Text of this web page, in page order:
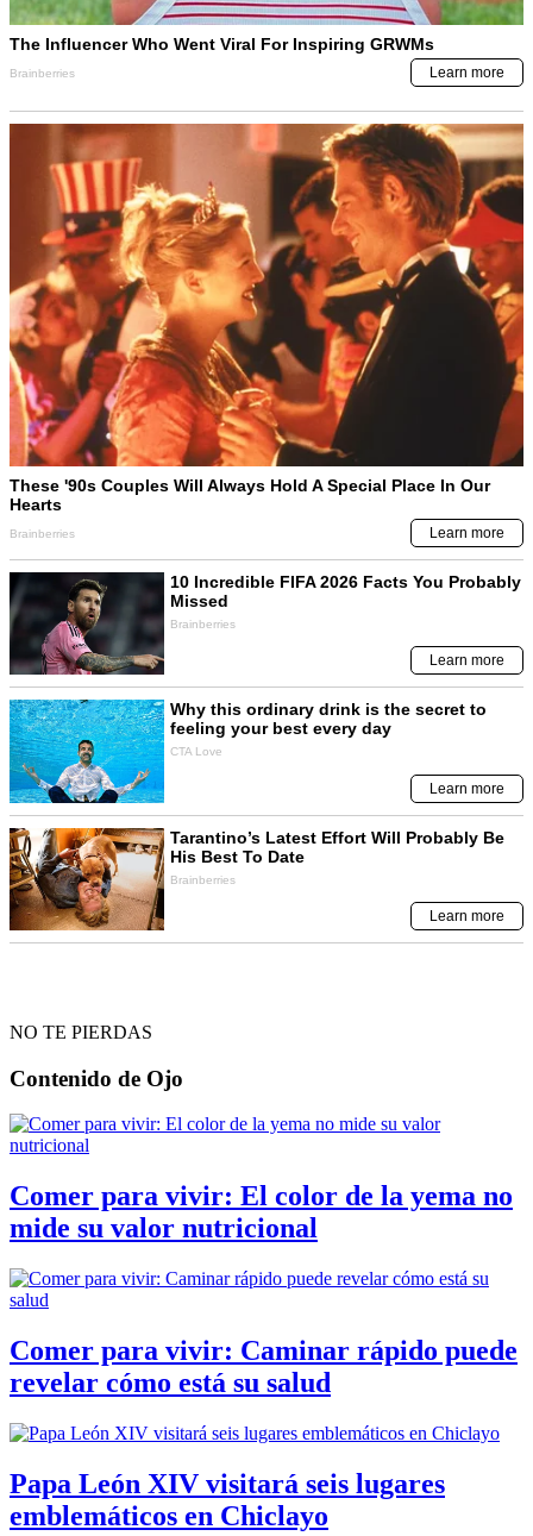
NO TE PIERDAS
Contenido de Ojo
Comer para vivir: El color de la yema no
mide su valor nutricional
Comer para vivir: Caminar rápido puede
revelar cómo está su salud
Papa León XIV visitará seis lugares
emblemáticos en Chiclayo